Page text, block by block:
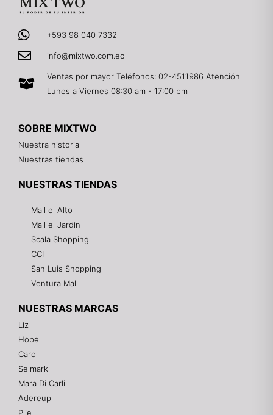
+593 98 040 7332
info@mixtwo.com.ec
Ventas por mayor Teléfonos: 02-4511986 Atención
Lunes a Viernes 08:30 am - 17:00 pm
SOBRE MIXTWO
Nuestra historia
Nuestras tiendas
NUESTRAS TIENDAS
Mall el Alto
Mall el Jardin
Scala Shopping
CCI
San Luis Shopping
Ventura Mall
NUESTRAS MARCAS
Liz
Hope
Carol
Selmark
Mara Di Carli
Adereup
Plie
¡Hola! 👋